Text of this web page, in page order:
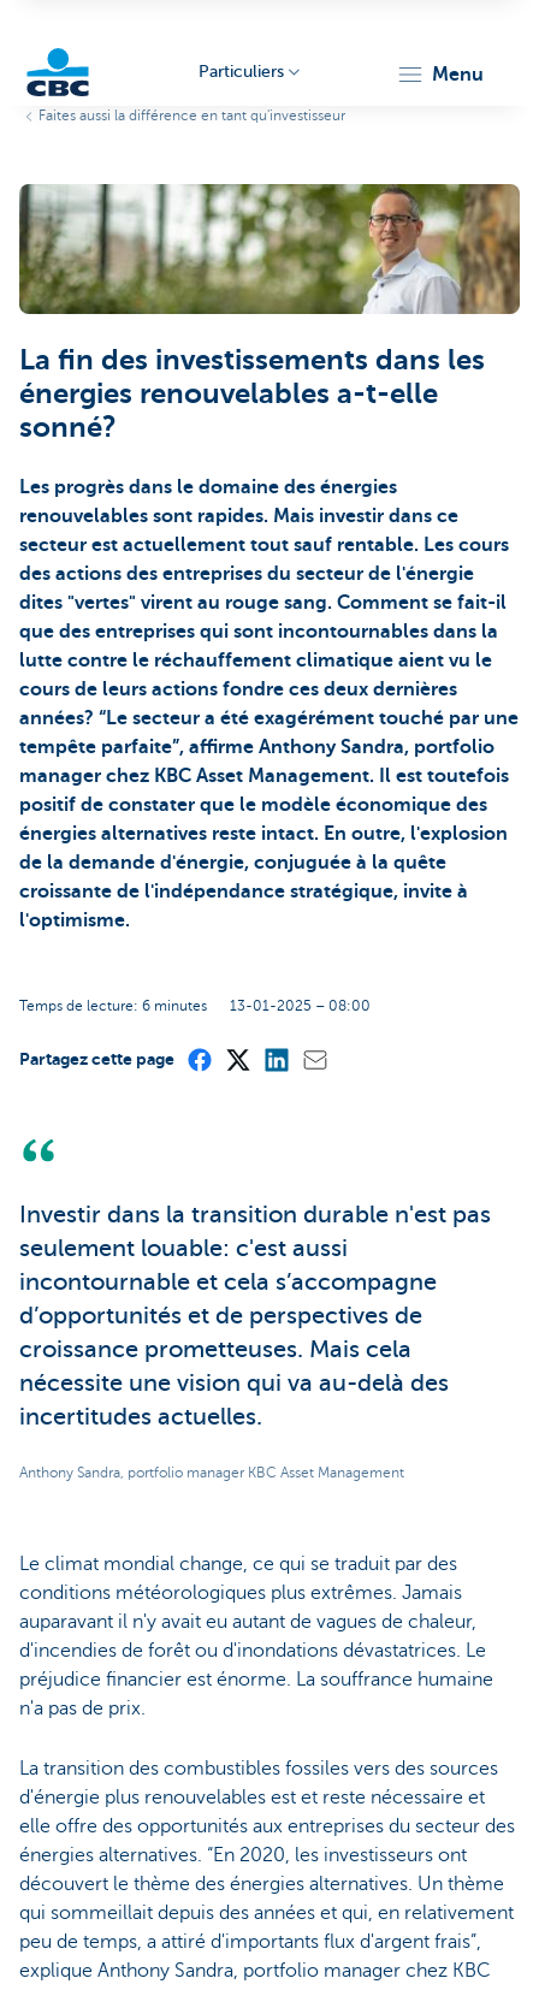
Particuliers menu
Faites aussi la différence en tant qu'investisseur
La fin des investissements dans les
énergies renouvelables a-t-elle
sonné?
Les progrès dans le domaine des énergies
renouvelables sont rapides. Mais investir dans ce
secteur est actuellement tout sauf rentable. Les cours
des actions des entreprises du secteur de l'énergie
dites "vertes" virent au rouge sang. Comment se fait-il
que des entreprises qui sont incontournables dans la
lutte contre le réchauffement climatique aient vu le
cours de leurs actions fondre ces deux dernières
années? “Le secteur a été exagérément touché par une
tempête parfaite”, affirme Anthony Sandra, portfolio
manager chez KBC Asset Management. Il est toutefois
positif de constater que le modèle économique des
énergies alternatives reste intact. En outre, l'explosion
de la demande d'énergie, conjuguée à la quête
croissante de l'indépendance stratégique, invite à
l'optimisme.
Temps de lecture: 6 minutes 13-01-2025 – 08:00
Partagez cette page
Investir dans la transition durable n'est pas
seulement louable: c'est aussi
incontournable et cela s’accompagne
d’opportunités et de perspectives de
croissance prometteuses. Mais cela
nécessite une vision qui va au-delà des
incertitudes actuelles.
Anthony Sandra, portfolio manager KBC Asset Management
Le climat mondial change, ce qui se traduit par des
conditions météorologiques plus extrêmes. Jamais
auparavant il n'y avait eu autant de vagues de chaleur,
d'incendies de forêt ou d'inondations dévastatrices. Le
préjudice financier est énorme. La souffrance humaine
n'a pas de prix.
La transition des combustibles fossiles vers des sources
d'énergie plus renouvelables est et reste nécessaire et
elle offre des opportunités aux entreprises du secteur des
énergies alternatives. “En 2020, les investisseurs ont
découvert le thème des énergies alternatives. Un thème
qui sommeillait depuis des années et qui, en relativement
peu de temps, a attiré d'importants flux d'argent frais”,
explique Anthony Sandra, portfolio manager chez KBC